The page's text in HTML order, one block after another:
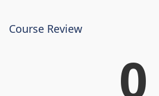
Course Review
0